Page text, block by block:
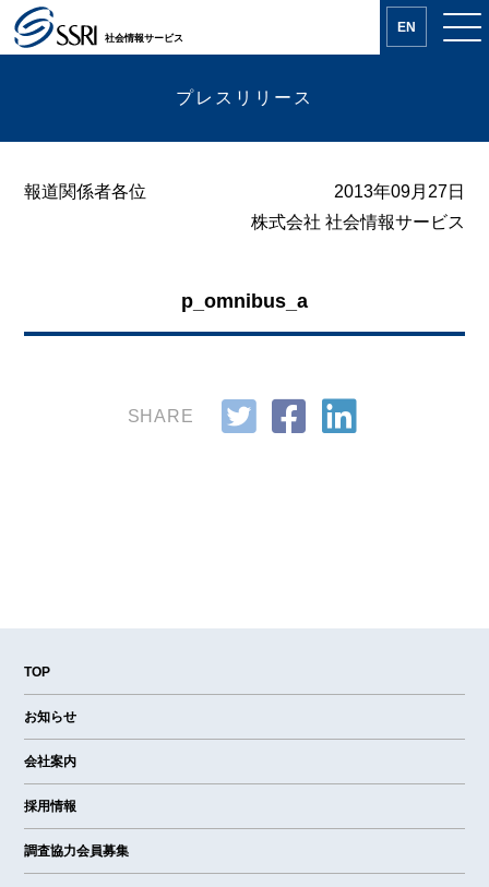
社会情報サービス
EN
プレスリリース
報道関係者各位
2013年09月27日
株式会社 社会情報サービス
p_omnibus_a
SHARE
TOP
お知らせ
会社案内
採用情報
調査協力会員募集